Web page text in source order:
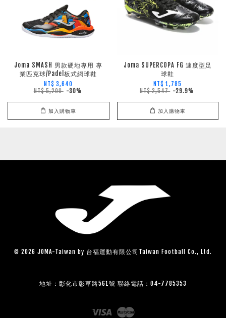
Joma SMASH 男款硬地專用 專
業匹克球/Padel板式網球鞋
NT$ 3,640
NT$ 5,200 -30%
加入購物車
Joma SUPERCOPA FG 速度型足
球鞋
NT$ 1,785
NT$ 2,547 -29.9%
加入購物車
© 2026 JOMA-Taiwan by 台福運動有限公司Taiwan Football Co., Ltd.
地址：彰化市彰草路561號 聯絡電話：04-7785353
Visa